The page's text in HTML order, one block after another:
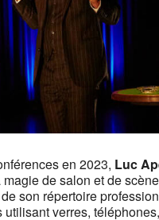
en 2023, Luc
de salon et de
son répertoire
utilisant verres,